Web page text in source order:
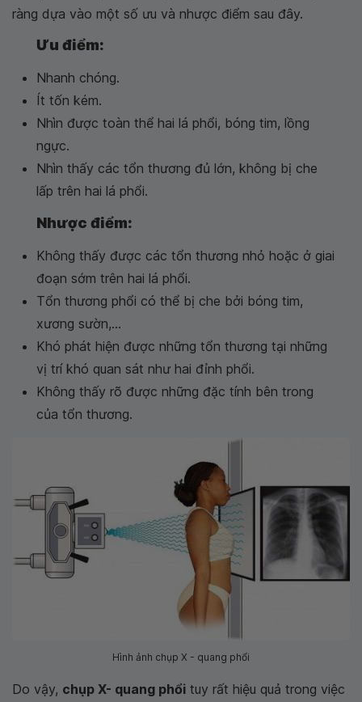
ràng dựa vào một số ưu và nhược điểm sau đây.
Ưu điểm:
Nhanh chóng.
Ít tốn kém.
Nhìn được toàn thể hai lá phổi, bóng tim, lồng
ngực.
Nhìn thấy các tổn thương đủ lớn, không bị che
lấp trên hai lá phổi.
Nhược điểm:
Không thấy được các tổn thương nhỏ hoặc ở giai
đoạn sớm trên hai lá phổi.
Tổn thương phổi có thể bị che bởi bóng tim,
xương sườn,...
Khó phát hiện được những tổn thương tại những
vị trí khó quan sát như hai đỉnh phổi.
Không thấy rõ được những đặc tính bên trong
của tổn thương.
Hình ảnh chụp X - quang phổi
Do vậy, chụp X- quang phổi tuy rất hiệu quả trong việc